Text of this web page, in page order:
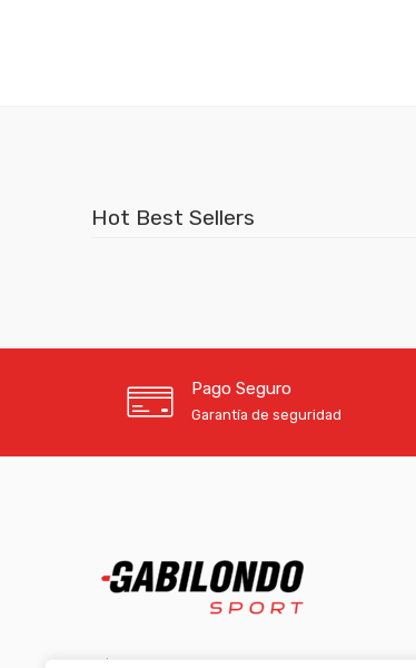
Hot Best Sellers
Pago Seguro
Garantía de seguridad